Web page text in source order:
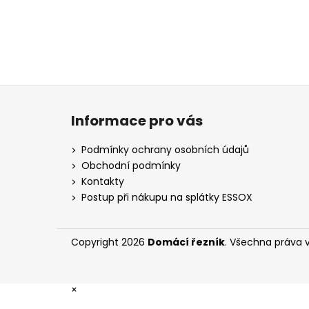
Informace pro vás
Podmínky ochrany osobních údajů
Obchodní podmínky
Kontakty
Postup při nákupu na splátky ESSOX
Copyright 2026 Domácí řezník. Všechna práva
×